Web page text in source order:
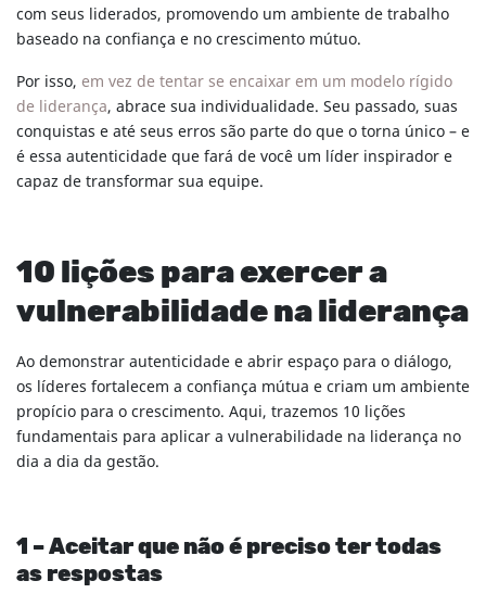
com seus liderados, promovendo um ambiente de trabalho
baseado na confiança e no crescimento mútuo.
Por isso, em vez de tentar se encaixar em um modelo rígido
de liderança, abrace sua individualidade. Seu passado, suas
conquistas e até seus erros são parte do que o torna único – e
é essa autenticidade que fará de você um líder inspirador e
capaz de transformar sua equipe.
10 lições para exercer a
vulnerabilidade na liderança
Ao demonstrar autenticidade e abrir espaço para o diálogo,
os líderes fortalecem a confiança mútua e criam um ambiente
propício para o crescimento. Aqui, trazemos 10 lições
fundamentais para aplicar a vulnerabilidade na liderança no
dia a dia da gestão.
1 – Aceitar que não é preciso ter todas
as respostas